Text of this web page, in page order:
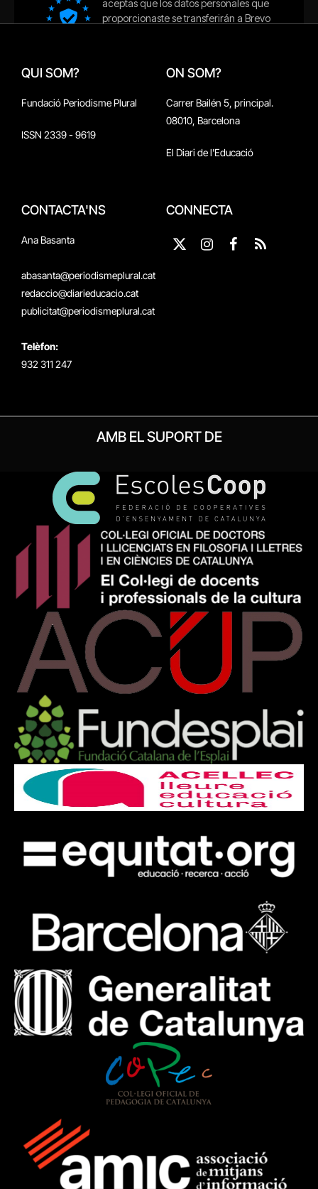
QUI SOM?
Fundació Periodisme Plural
ISSN 2339 - 9619
ON SOM?
Carrer Bailén 5, principal.
08010, Barcelona
El Diari de l'Educació
CONTACTA'NS
Ana Basanta
abasanta@periodismeplural.cat
redaccio@diarieducacio.cat
publicitat@periodismeplural.cat
Telèfon:
932 311 247
CONNECTA
X
Instagram
Facebook
RSS
AMB EL SUPORT DE